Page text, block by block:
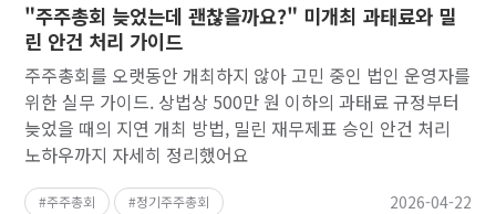
"주주총회 늦었는데 괜찮을까요?" 미개최 과태료와 밀
린 안건 처리 가이드
주주총회를 오랫동안 개최하지 않아 고민 중인 법인 운영자를
위한 실무 가이드. 상법상 500만 원 이하의 과태료 규정부터
늦었을 때의 지연 개최 방법, 밀린 재무제표 승인 안건 처리
노하우까지 자세히 정리했어요
주주총회 정기주주총회 2026-04-22